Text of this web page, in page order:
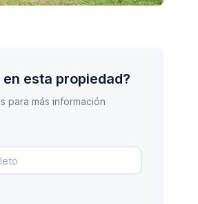
esta propiedad?
para más información